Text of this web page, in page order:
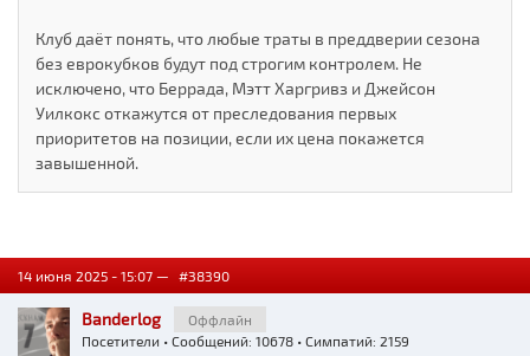
Клуб даёт понять, что любые траты в преддверии сезона
без еврокубков будут под строгим контролем. Не
исключено, что Беррада, Мэтт Харгривз и Джейсон
Уилкокс откажутся от преследования первых
приоритетов на позиции, если их цена покажется
завышенной.
14 июня 2025 - 15:07 — #38390
Banderlog
Оффлайн
Посетители • Сообщений: 10678 • Симпатий: 2159